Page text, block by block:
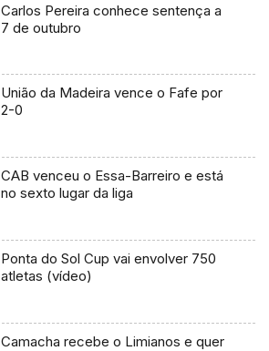
Carlos Pereira conhece sentença a
7 de outubro
União da Madeira vence o Fafe por
2-0
CAB venceu o Essa-Barreiro e está
no sexto lugar da liga
Ponta do Sol Cup vai envolver 750
atletas (vídeo)
Camacha recebe o Limianos e quer